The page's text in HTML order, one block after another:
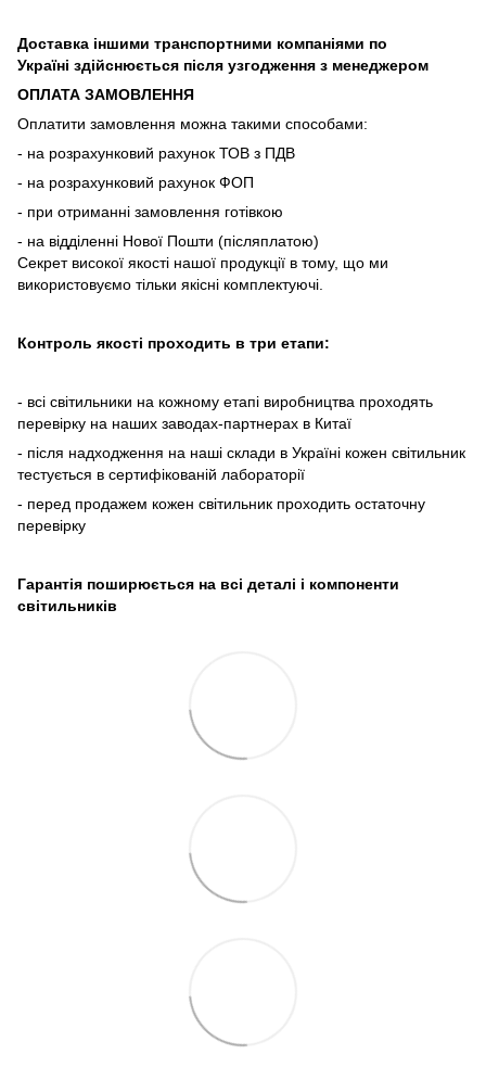
Доставка іншими транспортними компаніями по
Україні здійснюється після узгодження з менеджером
ОПЛАТА ЗАМОВЛЕННЯ
Оплатити замовлення можна такими способами:
- на розрахунковий рахунок ТОВ з ПДВ
- на розрахунковий рахунок ФОП
- при отриманні замовлення готівкою
- на відділенні Нової Пошти (післяплатою)
Секрет високої якості нашої продукції в тому, що ми
використовуємо тільки якісні комплектуючі.
Контроль якості проходить в три етапи:
- всі світильники на кожному етапі виробництва проходять
перевірку на наших заводах-партнерах в Китаї
- після надходження на наші склади в Україні кожен світильник
тестується в сертифікованій лабораторії
- перед продажем кожен світильник проходить остаточну
перевірку
Гарантія поширюється на всі деталі і компоненти
світильників